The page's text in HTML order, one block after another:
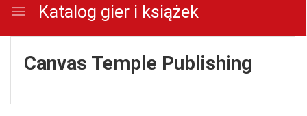
Katalog gier i książek
Canvas Temple Publishing